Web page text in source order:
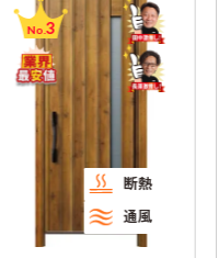
No. 3
断熱
通風